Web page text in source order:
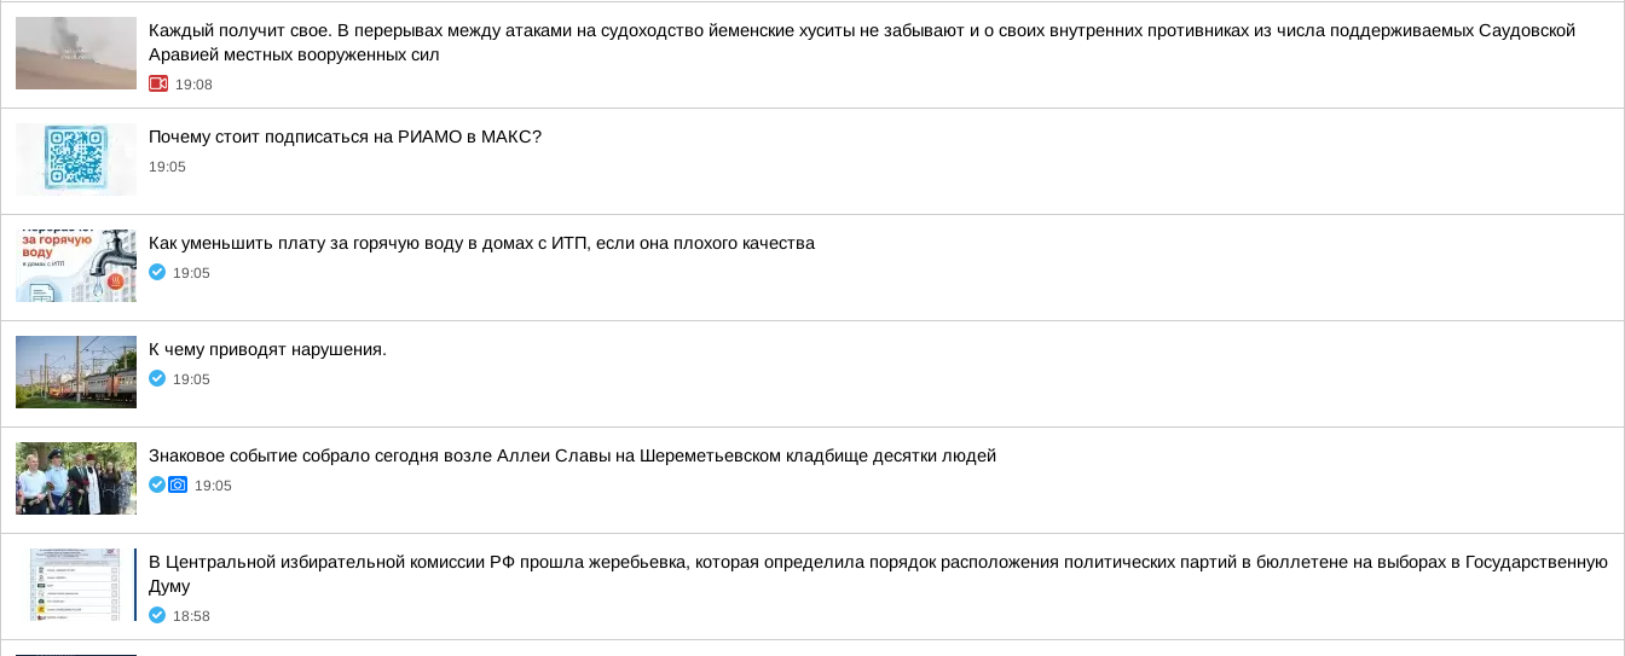
Каждый получит свое. В перерывах между атаками на судоходство йеменские хуситы не забывают и о своих внутренних противниках из числа поддерживаемых Саудовской
Аравией местных вооруженных сил
19:08
Почему стоит подписаться на РИАМО в МАКС?
19:05
Как уменьшить плату за горячую воду в домах с ИТП, если она плохого качества
19:05
К чему приводят нарушения.
19:05
Знаковое событие собрало сегодня возле Аллеи Славы на Шереметьевском кладбище десятки людей
19:05
В Центральной избирательной комиссии РФ прошла жеребьевка, которая определила порядок расположения политических партий в бюллетене на выборах в Государственную
Думу
18:58